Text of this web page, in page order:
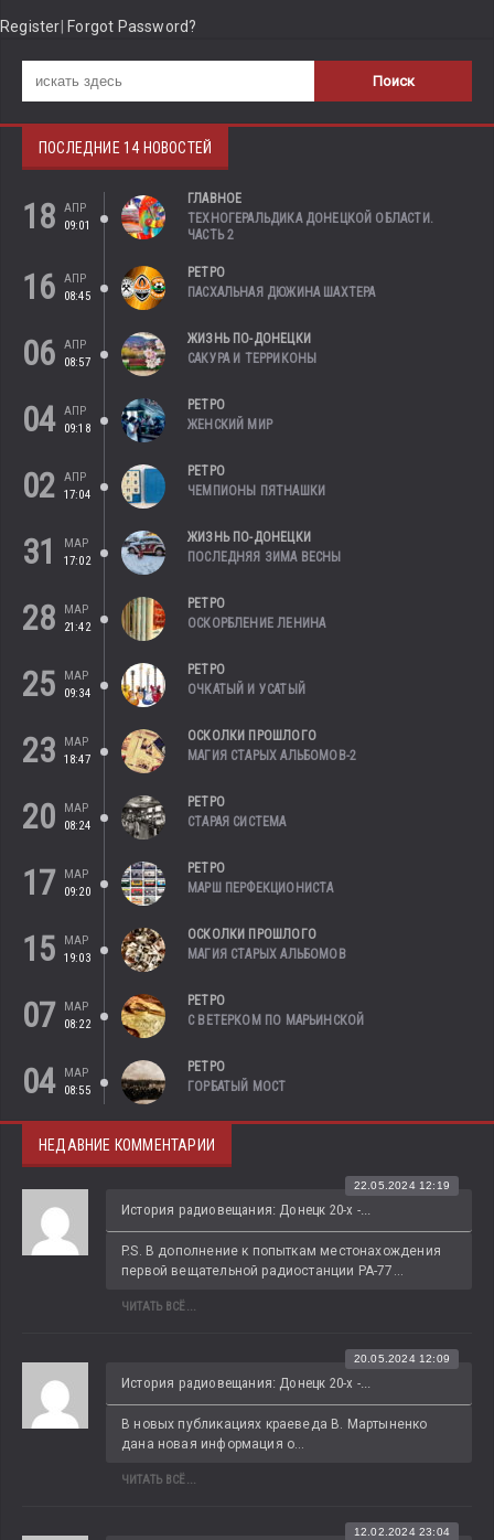
Register Forgot Password?
ПОСЛЕДНИЕ 14 НОВОСТЕЙ
18
АПР
09:01
ГЛАВНОЕ
ТЕХНОГЕРАЛЬДИКА ДОНЕЦКОЙ ОБЛАСТИ.
ЧАСТЬ 2
16
АПР
08:45
РЕТРО
ПАСХАЛЬНАЯ ДЮЖИНА ШАХТЕРА
06
АПР
08:57
ЖИЗНЬ ПО-ДОНЕЦКИ
САКУРА И ТЕРРИКОНЫ
04 АПР
09:18
РЕТРО
ЖЕНСКИЙ МИР
02
АПР
17:04
РЕТРО
ЧЕМПИОНЫ ПЯТНАШКИ
31
МАР
17:02
ЖИЗНЬ ПО-ДОНЕЦКИ
ПОСЛЕДНЯЯ ЗИМА ВЕСНЫ
28
МАР
21:42
РЕТРО
ОСКОРБЛЕНИЕ ЛЕНИНА
25
МАР
09:34
РЕТРО
ОЧКАТЫЙ И УСАТЫЙ
23
МАР
18:47
ОСКОЛКИ ПРОШЛОГО
МАГИЯ СТАРЫХ АЛЬБОМОВ-2
20
МАР
08:24
РЕТРО
СТАРАЯ СИСТЕМА
17
МАР
09:20
РЕТРО
МАРШ ПЕРФЕКЦИОНИСТА
15
МАР
19:03
ОСКОЛКИ ПРОШЛОГО
МАГИЯ СТАРЫХ АЛЬБОМОВ
07
МАР
08:22
РЕТРО
С ВЕТЕРКОМ ПО МАРЬИНСКОЙ
04
МАР
08:55
РЕТРО
ГОРБАТЫЙ МОСТ
НЕДАВНИЕ КОММЕНТАРИИ
История радиовещания: Донецк 20-х -...
22.05.2024 12:19
P.S. В дополнение к попыткам местонахождения
первой вещательной радиостанции РА-77...
ЧИТАТЬ ВСЁ...
История радиовещания: Донецк 20-х -...
20.05.2024 12:09
В новых публикациях краеведа В. Мартыненко
дана новая информация о...
ЧИТАТЬ ВСЁ...
12.02.2024 23:04